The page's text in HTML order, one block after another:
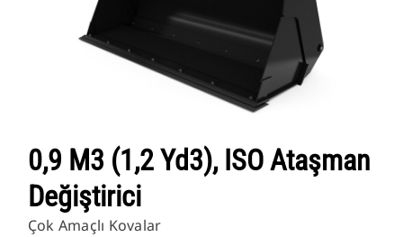
0,9 M3 (1,2 Yd3), ISO Ataşman
Değiştirici
Çok Amaçlı Kovalar